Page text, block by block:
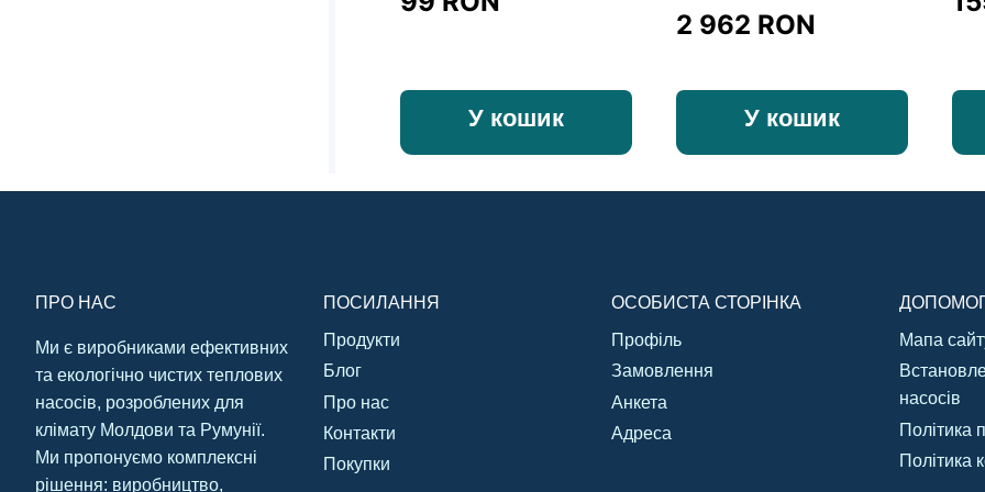
У кошик
2 962 RON
У кошик
ПРО НАС
Ми є виробниками ефективних
та екологічно чистих теплових
насосів, розроблених для
клімату Молдови та Румунії.
Ми пропонуємо комплексні
рішення: виробництво,
ПОСИЛАННЯ
Продукти
Блог
Про нас
Контакти
Покупки
ОСОБИСТА СТОРІНКА
Профіль
Замовлення
Анкета
Адреса
Мапа
насосів
Політика
Політика